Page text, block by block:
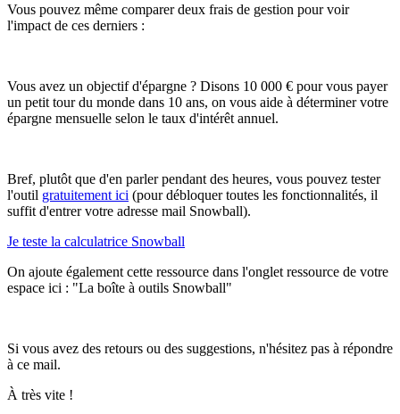
Vous pouvez même comparer deux frais de gestion pour voir
l'impact de ces derniers :
Vous avez un objectif d'épargne ? Disons 10 000 € pour vous payer
un petit tour du monde dans 10 ans, on vous aide à déterminer votre
épargne mensuelle selon le taux d'intérêt annuel.
Bref, plutôt que d'en parler pendant des heures, vous pouvez tester
l'outil gratuitement ici (pour débloquer toutes les fonctionnalités, il
suffit d'entrer votre adresse mail Snowball).
Je teste la calculatrice Snowball
On ajoute également cette ressource dans l'onglet ressource de votre
espace ici : "La boîte à outils Snowball"
Si vous avez des retours ou des suggestions, n'hésitez pas à répondre
à ce mail.
À très vite !